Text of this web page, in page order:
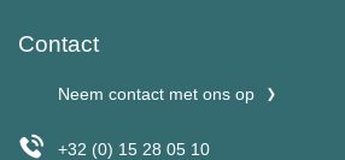
Contact
Neem contact met ons op
+32 (0) 15 28 05 10